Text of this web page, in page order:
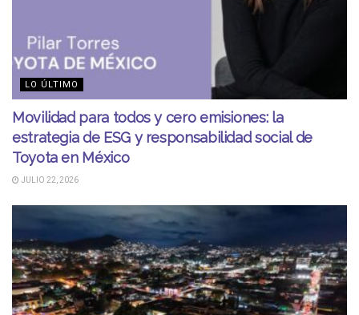
LO ÚLTIMO
Movilidad para todos y cero emisiones: la
estrategia de ESG y responsabilidad social de
Toyota en México
JULIO 22, 2026